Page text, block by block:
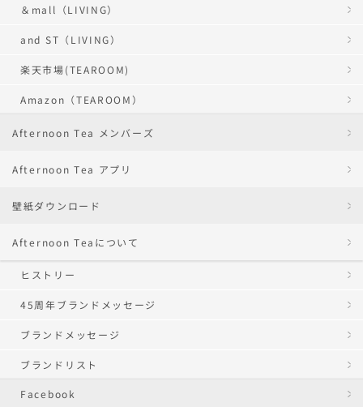
＆mall（LIVING）
and ST（LIVING）
楽天市場(TEAROOM)
Amazon（TEAROOM）
Afternoon Tea メンバーズ
Afternoon Tea アプリ
壁紙ダウンロード
Afternoon Teaについて
ヒストリー
45周年ブランドメッセージ
ブランドメッセージ
ブランドリスト
Facebook